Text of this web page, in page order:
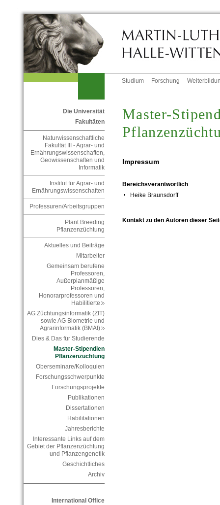
Studium Forschung
Die Universität
Fakultäten
Naturwissenschaftliche
Fakultät III - Agrar- und
Ernährungswissenschaften,
Geowissenschaften und
Informatik
Institut für Agrar- und
Ernährungswissenschaften
Professuren/Arbeitsgruppen
Plant Breeding
Pflanzenzüchtung
Aktuelles und Beiträge
Mitarbeiter
Gemeinsam berufene
Professoren,
Außerplanmäßige
Professoren,
Honorarprofessoren und
Habilitierte
AG Züchtungsinformatik (ZIT)
sowie AG Biometrie und
Agrarinformatik (BMAI)
Dies & Das für Studierende
Master-Stipendien
Pflanzenzüchtung
Oberseminare/Kolloquien
Forschungsschwerpunkte
Forschungsprojekte
Publikationen
Dissertationen
Habilitationen
Jahresberichte
Interessante Links auf dem
Gebiet der Pflanzenzüchtung
und Pflanzengenetik
Geschichtliches
Archiv
International Office
Master-
Impressum
Bereichsverantwortlich
Heike Braunsdorff
Kontakt zu den Autoren dieser